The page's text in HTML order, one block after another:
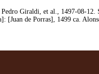
Giraldi, et al., 1497-08-12.
[Juan de Porras], 1499 ca.